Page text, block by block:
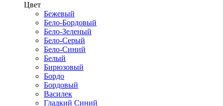
Цвет
Бежевый
Бело-Бордовый
Бело-Зеленый
Бело-Серый
Бело-Синий
Белый
Бирюзовый
Бордо
Бордовый
Василек
Гладкий Синий